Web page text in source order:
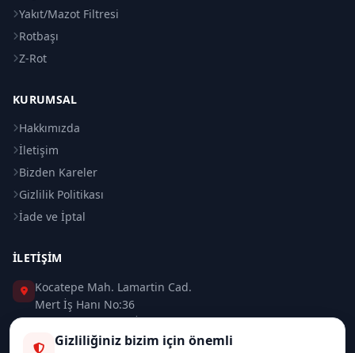
Yakıt/Mazot Filtresi
Rotbaşı
Z-Rot
KURUMSAL
Hakkımızda
İletişim
Bizden Kareler
Gizlilik Politikası
İade ve İptal
İLETIŞIM
Kocatepe Mah. Lamartin Cad.
Mert İş Hanı No:36
Taksim / Beyoğlu / İSTANBUL
Gizliliğiniz bizim için önemli